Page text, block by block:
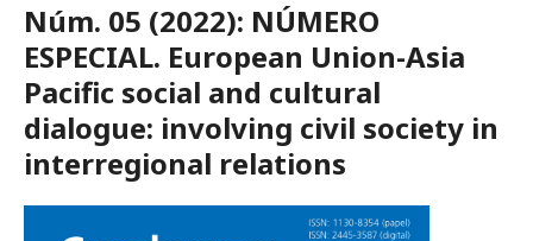
Núm. 05 (2022): NÚMERO
ESPECIAL. European Union-Asia
Pacific social and cultural
dialogue: involving civil society in
interregional relations